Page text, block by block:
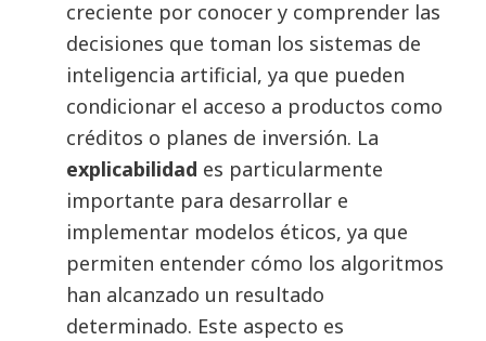
creciente por conocer y comprender las
decisiones que toman los sistemas de
inteligencia artificial, ya que pueden
condicionar el acceso a productos como
créditos o planes de inversión. La
explicabilidad es particularmente
importante para desarrollar e
implementar modelos éticos, ya que
permiten entender cómo los algoritmos
han alcanzado un resultado
determinado. Este aspecto es